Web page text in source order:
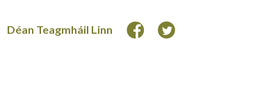
Déan Teagmháil Linn